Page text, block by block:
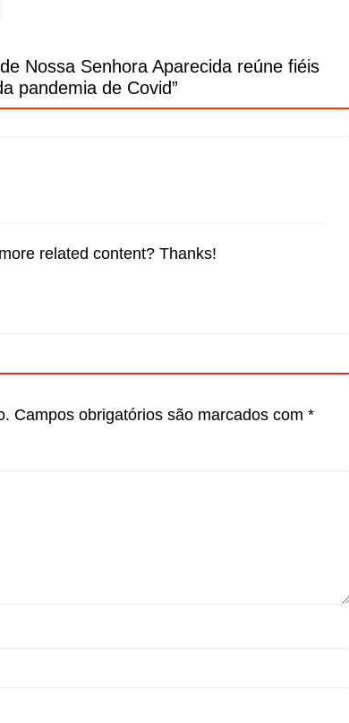
Nossa Senhora Aparecida reúne fiéis
pandemia de Covid”
related content? Thanks!
Campos obrigatórios são marcados com *